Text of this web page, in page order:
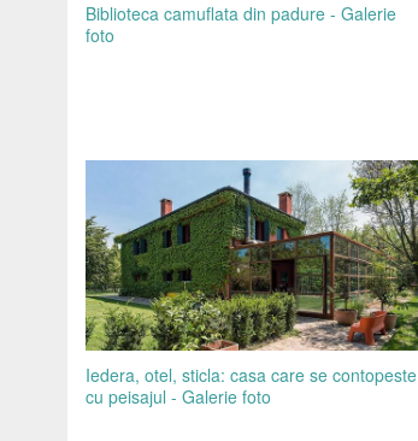
Biblioteca camuflata din padure - Galerie
foto
Iedera, otel, sticla: casa care se contopeste
cu peisajul - Galerie foto